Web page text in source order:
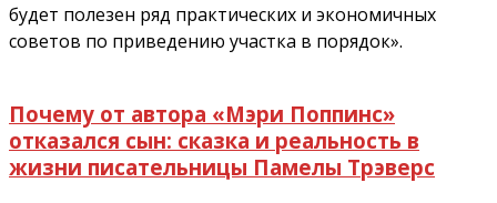
будет полезен ряд практических и экономичных
советов по приведению участка в порядок».
Почему от автора «Мэри Поппинс»
отказался сын: сказка и реальность в
жизни писательницы Памелы Трэверс